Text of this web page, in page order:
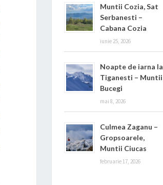
Muntii Cozia, Sat
Serbanesti –
Cabana Cozia
iunie 25, 2026
Noapte de iarna la
Tiganesti – Muntii
Bucegi
mai 8, 2026
Culmea Zaganu –
Gropsoarele,
Muntii Ciucas
februarie 17, 2026